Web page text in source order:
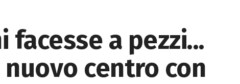
facesse a pezzi...
centro con